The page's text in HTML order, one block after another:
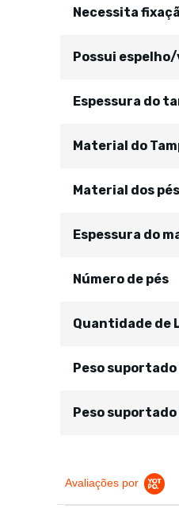
Necessita
Possui
Espessura do
Material do
Material dos pés
Espessura do
Número de pés
Quantidade de
Peso
Peso suportado
Avaliações por